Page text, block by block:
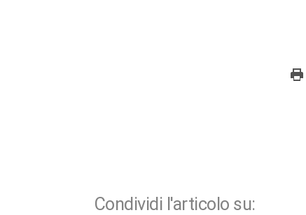
Condividi l'articolo su: